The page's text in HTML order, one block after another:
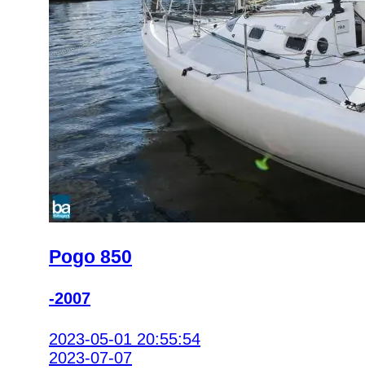
Pogo 850
-2007
2023-05-01 20:55:54
2023-07-07